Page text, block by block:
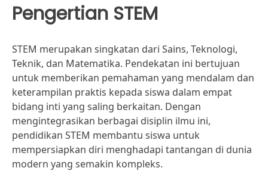
Pengertian STEM
STEM merupakan singkatan dari Sains, Teknologi,
Teknik, dan Matematika. Pendekatan ini bertujuan
untuk memberikan pemahaman yang mendalam dan
keterampilan praktis kepada siswa dalam empat
bidang inti yang saling berkaitan. Dengan
mengintegrasikan berbagai disiplin ilmu ini,
pendidikan STEM membantu siswa untuk
mempersiapkan diri menghadapi tantangan di dunia
modern yang semakin kompleks.